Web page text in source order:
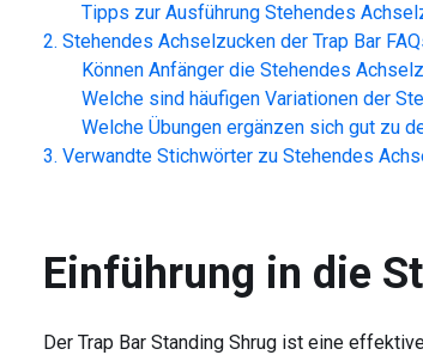
Tipps zur Ausführung Stehendes
Stehendes Achselzucken der Trap Bar
Können Anfänger die Stehendes
Welche sind häufigen Variationen der
Welche Übungen ergänzen sich gut zu
Verwandte Stichwörter zu Stehendes
Einführung in die
Der Trap Bar Standing Shrug ist eine